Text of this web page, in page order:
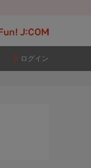
ログイン